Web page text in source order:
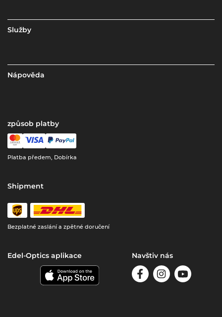
Služby
Nápověda
způsob platby
Platba předem, Dobírka
Shipment
Bezplatné zaslání a zpětné doručení
Edel-Optics aplikace Navštiv nás